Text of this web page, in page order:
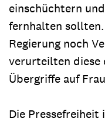
einschüchtern
fernhalten
Regierung noch
verurteilten diese
Übergriffe auf
Die Pressefreiheit